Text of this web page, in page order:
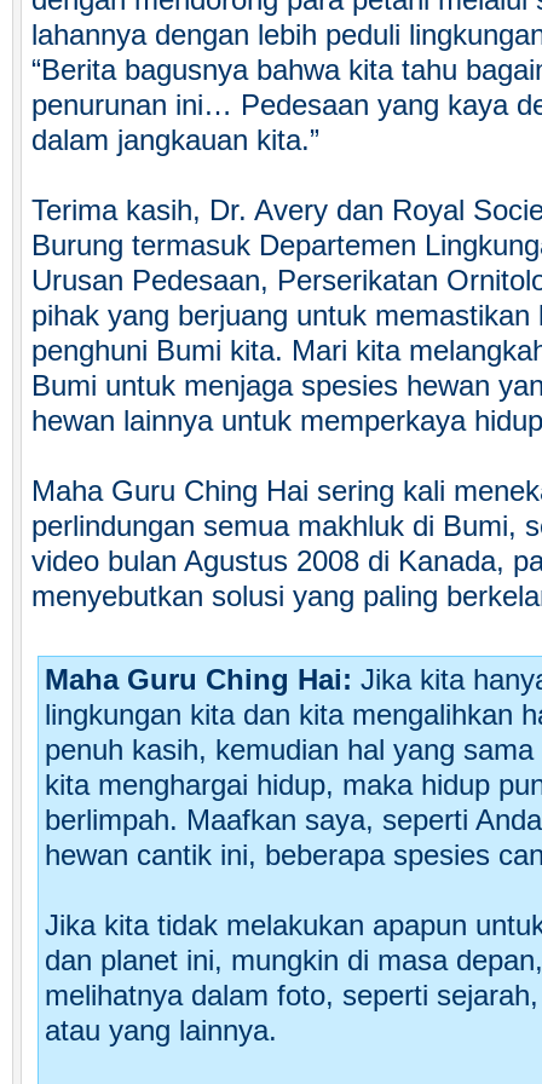
lahannya dengan lebih peduli
“Berita bagusnya bahwa kita tahu
penurunan ini… Pedesaan yang kaya
dalam jangkauan kita.”
Terima kasih, Dr. Avery dan Royal
Burung termasuk Departemen
Urusan Pedesaan, Perserikatan
pihak yang berjuang untuk
penghuni Bumi kita. Mari kita
Bumi untuk menjaga spesies hewan
hewan lainnya untuk memperkaya
Maha Guru Ching Hai sering kali
perlindungan semua makhluk di Bumi,
video bulan Agustus 2008 di Kanada,
menyebutkan solusi yang paling
Maha Guru Ching Hai: Jika kita
lingkungan kita dan kita mengalihkan
penuh kasih, kemudian hal yang
kita menghargai hidup, maka hidup
berlimpah. Maafkan saya, seperti
hewan cantik ini, beberapa spesies
Jika kita tidak melakukan apapun
dan planet ini, mungkin di masa
melihatnya dalam foto, seperti
atau yang lainnya.